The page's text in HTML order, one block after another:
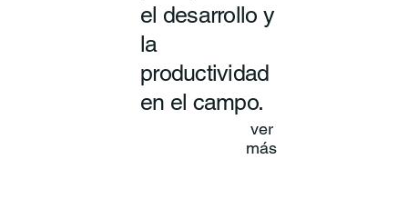
el desarrollo y
la
productividad
en el campo.
ver
más